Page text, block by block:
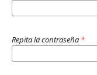
Repita la contraseña *